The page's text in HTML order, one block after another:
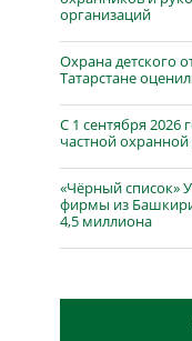
организаций
Охрана детского
Татарстане
С 1 сентября 2026
частной охранной
«Чёрный список»
фирмы из
4,5 миллиона